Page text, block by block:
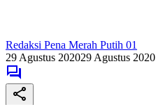
Redaksi Pena Merah Putih 01
29 Agustus 202029 Agustus 2020